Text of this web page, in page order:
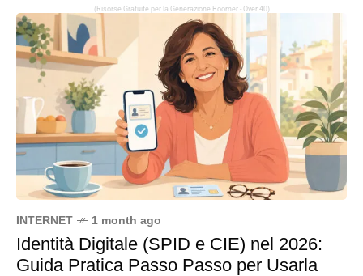
(Risorse Gratuite per la Generazione Boomer - Over 40)
INTERNET 1 month ago
Identità Digitale (SPID e CIE) nel 2026:
Guida Pratica Passo Passo per Usarla